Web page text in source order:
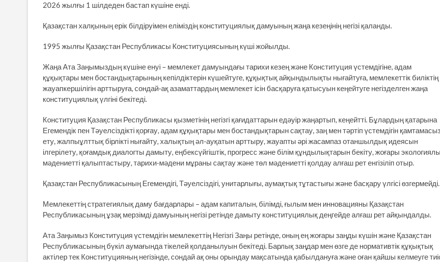
2026 жылғы 1 шілдеден бастап күшіне енді.
Қазақстан халқының ерік білдіруімен еліміздің конституциялық дамуының жаңа кезеңінің негізі қаланды.
1995 жылғы Қазақстан Республикасы Конституциясының күші жойылды.
Жаңа Ата Заңымыздың күшіне енуі – мемлекет дамуындағы тарихи кезең және Конституция үстемдігіне, адам
құқықтары мен бостандықтарының кепілдіктерін күшейтуге, құқықтық айқындылықты нығайтуға, мемлекеттік биліктің
жауапкершілігін арттыруға, сондай-ақ азаматтардың мемлекет ісін басқаруға қатысуын кеңейтуге негізделген жаңа
конституциялық үлгіні бекітеді.
Конституция Қазақстан Республикасы қызметінің негізгі қағидаттарын едәуір жаңартып, кеңейтті. Бұлардың қатарына
Егемендік пен Тәуелсіздікті қорғау, адам құқықтары мен бостандықтарын сақтау, заң мен тәртіп үстемдігін
ету, жалпыұлттық бірлікті нығайту, халықтың әл-ауқатын арттыру, жауапты әрі жасампаз отаншылдық идеясын
ілгерілету, қоғамдық диалогты дамыту, еңбексүйгіштік, прогресс және білім құндылықтарын бекіту, жоғары
мәдениетті қалыптастыру, тарихи-мәдени мұраны сақтау және төл мәдениетті қолдау алғаш рет енгізіліп отыр.
Қазақстан Республикасының Егемендігі, Тәуелсіздігі, унитарлығы, аумақтық тұтастығы және басқару үлгісі өзгермейді.
Мемлекеттің стратегиялық даму бағдарлары – адам капиталын, білімді, ғылым мен инновацияны Қазақстан
Республикасының ұзақ мерзімді дамуының негізі ретінде дамыту конституциялық деңгейде алғаш рет айқындалды.
Ата Заңымыз Конституция үстемдігін мемлекеттің Негізгі Заңы ретінде, оның ең жоғары заңды күшін және Қазақстан
Республикасының бүкіл аумағында тікелей қолданылуын бекітеді. Барлық заңдар мен өзге де нормативтік құқықтық
актілер тек Конституцияның негізінде, сондай ақ оны орындау мақсатында қабылдануға және оған қайшы келмеуге